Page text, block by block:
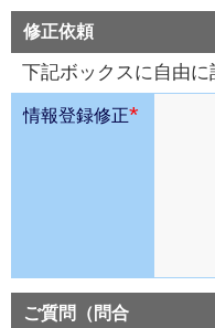
修正依頼
下記ボックスに自由
情報登録修正*
ご質問（問合